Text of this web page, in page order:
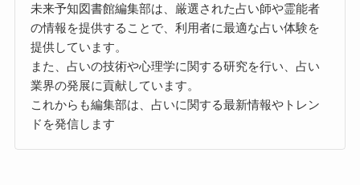
未来予知図書館編集部は、厳選された占い師や霊能者
の情報を提供することで、利用者に最適な占い体験を
提供しています。
また、占いの技術や心理学に関する研究を行い、占い
業界の発展に貢献しています。
これからも編集部は、占いに関する最新情報やトレン
ドを発信します